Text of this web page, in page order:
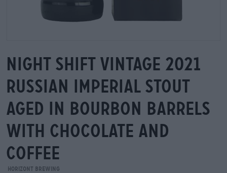
night shift vintage 2021
russian imperial stout
aged in bourbon barrels
with chocolate and
coffee
Horizont Brewing